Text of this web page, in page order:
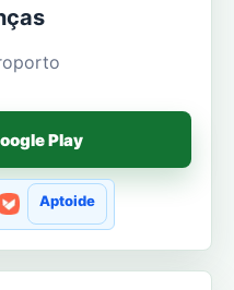
Play
Aptoide